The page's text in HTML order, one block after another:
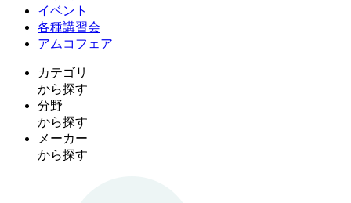
イベント
各種講習会
アムコフェア
カテゴリ
から探す
分野
から探す
メーカー
から探す